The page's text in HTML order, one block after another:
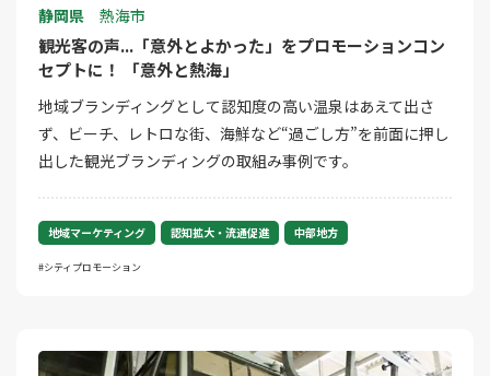
静岡県 熱海市
観光客の声...「意外とよかった」をプロモーションコン
セプトに！ 「意外と熱海」
地域ブランディングとして認知度の高い温泉はあえて出さ
ず、ビーチ、レトロな街、海鮮など“過ごし方”を前面に押し
出した観光ブランディングの取組み事例です。
地域マーケティング 認知拡大・流通促進 中部地方
シティプロモーション